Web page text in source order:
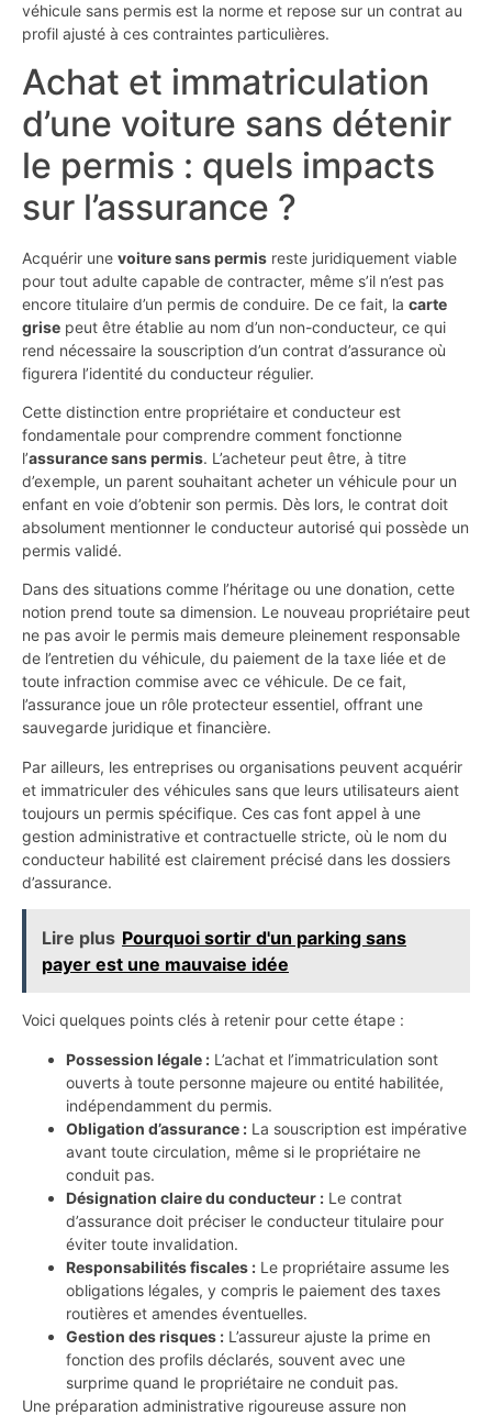
véhicule sans permis est la norme et repose sur un contrat au
profil ajusté à ces contraintes particulières.
Achat et immatriculation
d’une voiture sans détenir
le permis : quels impacts
sur l’assurance ?
Acquérir une voiture sans permis reste juridiquement viable
pour tout adulte capable de contracter, même s’il n’est pas
encore titulaire d’un permis de conduire. De ce fait, la carte
grise peut être établie au nom d’un non-conducteur, ce qui
rend nécessaire la souscription d’un contrat d’assurance où
figurera l’identité du conducteur régulier.
Cette distinction entre propriétaire et conducteur est
fondamentale pour comprendre comment fonctionne
l’assurance sans permis. L’acheteur peut être, à titre
d’exemple, un parent souhaitant acheter un véhicule pour un
enfant en voie d’obtenir son permis. Dès lors, le contrat doit
absolument mentionner le conducteur autorisé qui possède un
permis validé.
Dans des situations comme l’héritage ou une donation, cette
notion prend toute sa dimension. Le nouveau propriétaire peut
ne pas avoir le permis mais demeure pleinement responsable
de l’entretien du véhicule, du paiement de la taxe liée et de
toute infraction commise avec ce véhicule. De ce fait,
l’assurance joue un rôle protecteur essentiel, offrant une
sauvegarde juridique et financière.
Par ailleurs, les entreprises ou organisations peuvent acquérir
et immatriculer des véhicules sans que leurs utilisateurs aient
toujours un permis spécifique. Ces cas font appel à une
gestion administrative et contractuelle stricte, où le nom du
conducteur habilité est clairement précisé dans les dossiers
d’assurance.
Lire plus Pourquoi sortir d'un parking sans
payer est une mauvaise idée
Voici quelques points clés à retenir pour cette étape :
Possession légale : L’achat et l’immatriculation sont
ouverts à toute personne majeure ou entité habilitée,
indépendamment du permis.
Obligation d’assurance : La souscription est impérative
avant toute circulation, même si le propriétaire ne
conduit pas.
Désignation claire du conducteur : Le contrat
d’assurance doit préciser le conducteur titulaire pour
éviter toute invalidation.
Responsabilités fiscales : Le propriétaire assume les
obligations légales, y compris le paiement des taxes
routières et amendes éventuelles.
Gestion des risques : L’assureur ajuste la prime en
fonction des profils déclarés, souvent avec une
surprime quand le propriétaire ne conduit pas.
Une préparation administrative rigoureuse assure non